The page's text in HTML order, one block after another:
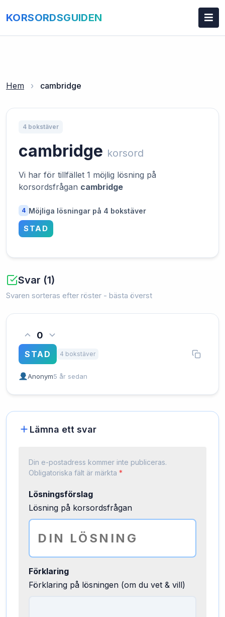
KORSORDSGUIDEN
Hem › cambridge
4 bokstäver
cambridge korsord
Vi har för tillfället 1 möjlig lösning på
korsordsfrågan cambridge
4 Möjliga lösningar på 4 bokstäver
STAD
Svar (1)
Svaren sorteras efter röster - bästa överst
0
STAD 4 bokstäver
Anonym5 år sedan
Lämna ett svar
Din e-postadress kommer inte publiceras.
Obligatoriska fält är märkta *
Lösningsförslag
Lösning på korsordsfrågan
Förklaring
Förklaring på lösningen (om du vet & vill)